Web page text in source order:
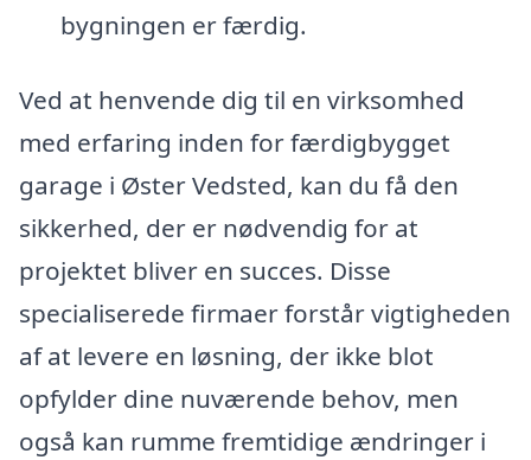
bygningen er færdig.
Ved at henvende dig til en virksomhed
med erfaring inden for færdigbygget
garage i Øster Vedsted, kan du få den
sikkerhed, der er nødvendig for at
projektet bliver en succes. Disse
specialiserede firmaer forstår vigtigheden
af at levere en løsning, der ikke blot
opfylder dine nuværende behov, men
også kan rumme fremtidige ændringer i